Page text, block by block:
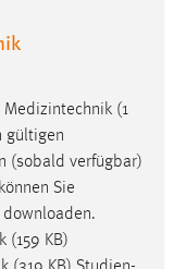
(1
gültigen
(sobald verfügbar)
Sie
downloaden.
(159 KB)